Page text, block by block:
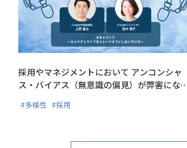
採用やマネジメントにおいて アンコンシャ
ス・バイアス（無意識の偏見）が弊害にな
#多様性 #採用